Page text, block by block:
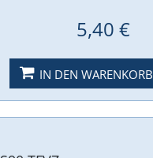
5,40 €
IN DEN WARENKORB